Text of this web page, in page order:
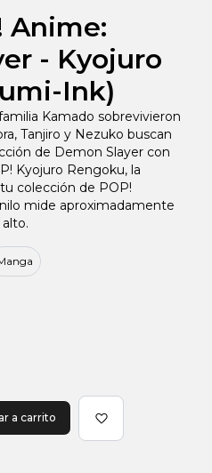
Anime:
- Kyojuro
Ink)
Kamado sobrevivieron
Tanjiro y Nezuko buscan
de Demon Slayer con
Kyojuro Rengoku, la
colección de POP!
mide aproximadamente
a carrito